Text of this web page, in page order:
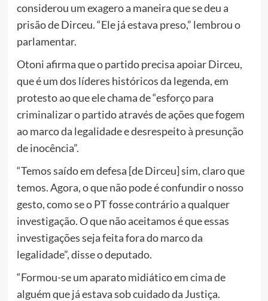
considerou um exagero a maneira que se deu a
prisão de Dirceu. “Ele já estava preso,” lembrou o
parlamentar.
Otoni afirma que o partido precisa apoiar Dirceu,
que é um dos líderes históricos da legenda, em
protesto ao que ele chama de “esforço para
criminalizar o partido através de ações que fogem
ao marco da legalidade e desrespeito à presunção
de inocência”.
“Temos saído em defesa [de Dirceu] sim, claro que
temos. Agora, o que não pode é confundir o nosso
gesto, como se o PT fosse contrário a qualquer
investigação. O que não aceitamos é que essas
investigações seja feita fora do marco da
legalidade”, disse o deputado.
“Formou-se um aparato midiático em cima de
alguém que já estava sob cuidado da Justiça.